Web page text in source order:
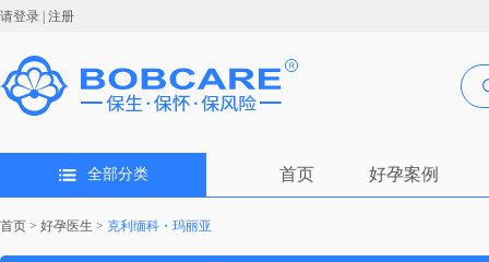
请登录 | 注册
全部分类 首页 好孕案例
首页 > 好孕医生 > 克利缅科・玛丽亚